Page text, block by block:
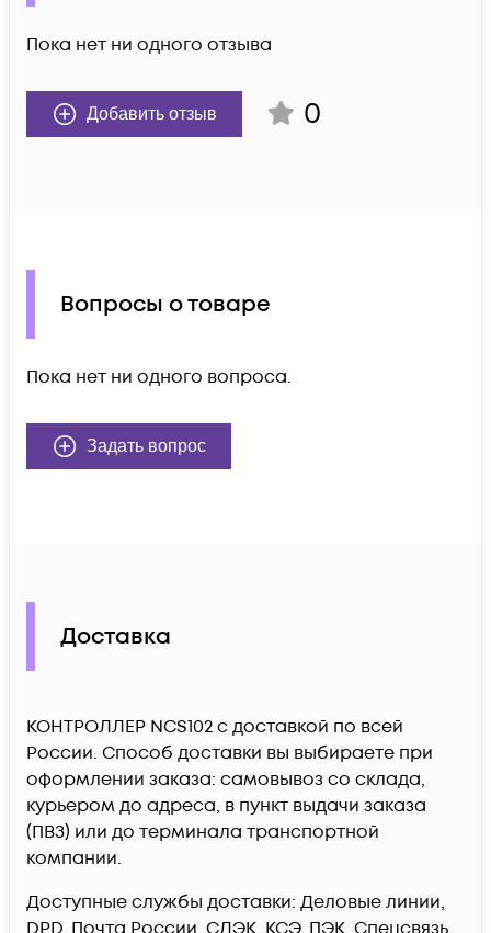
Пока нет ни одного отзыва
Добавить отзыв 0
Вопросы о товаре
Пока нет ни одного вопроса.
Задать вопрос
Доставка
КОНТРОЛЛЕР NCS102 c доставкой по всей
России. Способ доставки вы выбираете при
оформлении заказа: самовывоз со склада,
курьером до адреса, в пункт выдачи заказа
(ПВЗ) или до терминала транспортной
компании.
Доступные службы доставки: Деловые линии,